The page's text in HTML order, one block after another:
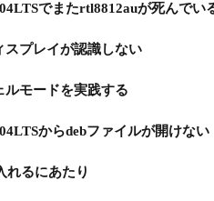
でまたrtl8812auが死んでい
スプレイが認識しない
ルモードを実践する
からdebファイルが開けない
れるにあたり